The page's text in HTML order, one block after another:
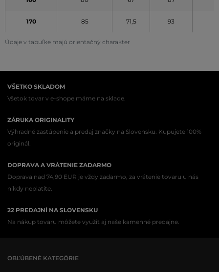
Údaje v tabuľke majú orientačný charakter
170 85 71,5 93
VŠETKO SKLADOM
Všetok tovar v e-shope máme na sklade.
ZÁRUKA ORIGINALITY
Výhradné zastúpenie a predaj značky na Slovensku. Kupujete 100%
originál.
DOPRAVA A VRÁTENIE ZADARMO
Doprava nad 74,90 EUR je vždy zadarmo, za vrátenie tovaru u nás
nikdy neplatíte.
22 PREDAJNÍ NA SLOVENSKU
Na nákup tovaru môžete využiť aj naše kamenné predajne.
OBĽÚBENÉ KATEGÓRIE